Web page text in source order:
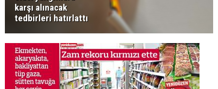
karşı alınacak
tedbirleri hatırlattı